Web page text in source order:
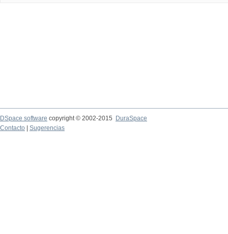
DSpace software copyright © 2002-2015
DuraSpace
Contacto
Sugerencias